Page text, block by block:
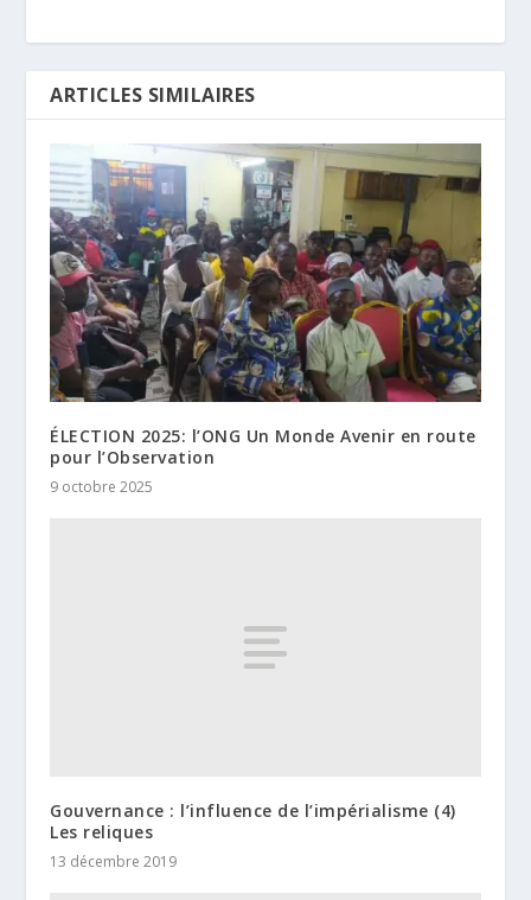
ARTICLES SIMILAIRES
ÉLECTION 2025: l’ONG Un Monde Avenir en route
pour l’Observation
9 octobre 2025
Gouvernance : l’influence de l’impérialisme (4)
Les reliques
13 décembre 2019